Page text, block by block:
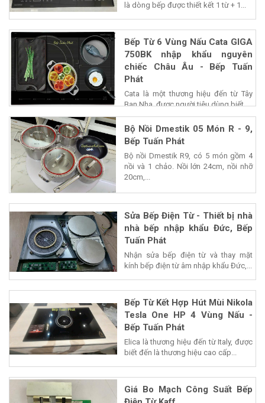
là dòng bếp được thiết kết 1 từ + 1...
Bếp Từ 6 Vùng Nấu Cata GIGA
750BK nhập khẩu nguyên
chiếc Châu Âu - Bếp Tuấn
Phát
Cata là một thương hiệu đến từ Tây
Ban Nha, được người tiêu dùng biết...
Bộ Nồi Dmestik 05 Món R - 9,
Bếp Tuấn Phát
Bộ nồi Dmestik R9, có 5 món gồm 4
nồi và 1 chảo. Nồi lớn 24cm, nồi nhỡ
20cm,...
Sửa Bếp Điện Từ - Thiết bị nhà
nhà bếp nhập khẩu Đức, Bếp
Tuấn Phát
Nhận sửa bếp điện từ và thay mặt
kính bếp điện từ âm nhập khẩu Đức,...
Bếp Từ Kết Hợp Hút Mùi Nikola
Tesla One HP 4 Vùng Nấu -
Bếp Tuấn Phát
Elica là thương hiệu đến từ Italy, được
biết đến là thương hiệu cao cấp...
Giá Bo Mạch Công Suất Bếp